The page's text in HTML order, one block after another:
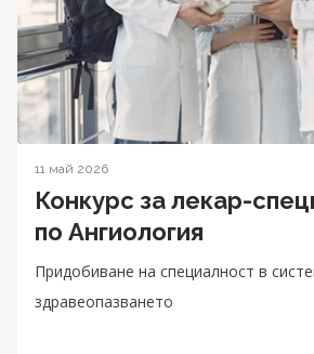
11 май 2026
Конкурс за лекар-
по Ангиология
Придобиване на специалност в
здравеопазването